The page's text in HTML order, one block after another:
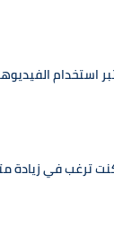
استخدام
ترغب في زيادة